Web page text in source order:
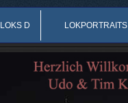
LOKS D LOKPORTRAITS